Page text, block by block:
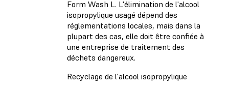
Form Wash L. L'élimination de l'alcool
isopropylique usagé dépend des
réglementations locales, mais dans la
plupart des cas, elle doit être confiée à
une entreprise de traitement des
déchets dangereux.
Recyclage de l'alcool isopropylique